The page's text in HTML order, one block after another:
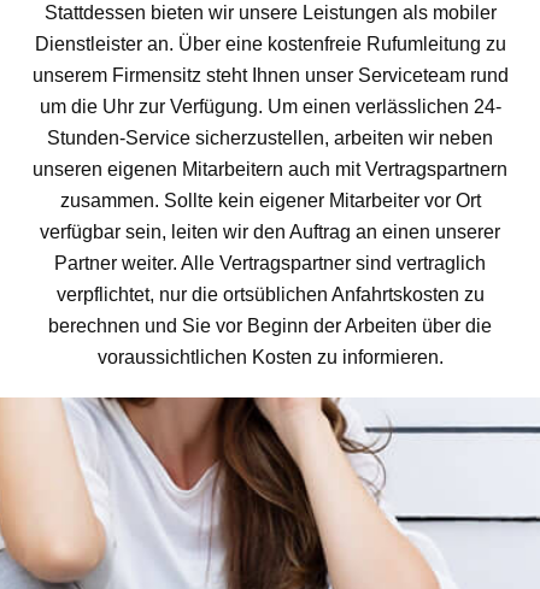
Stattdessen bieten wir unsere Leistungen als mobiler
Dienstleister an. Über eine kostenfreie Rufumleitung zu
unserem Firmensitz steht Ihnen unser Serviceteam rund
um die Uhr zur Verfügung. Um einen verlässlichen 24-
Stunden-Service sicherzustellen, arbeiten wir neben
unseren eigenen Mitarbeitern auch mit Vertragspartnern
zusammen. Sollte kein eigener Mitarbeiter vor Ort
verfügbar sein, leiten wir den Auftrag an einen unserer
Partner weiter. Alle Vertragspartner sind vertraglich
verpflichtet, nur die ortsüblichen Anfahrtskosten zu
berechnen und Sie vor Beginn der Arbeiten über die
voraussichtlichen Kosten zu informieren.